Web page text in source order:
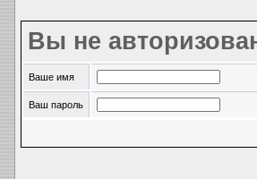
Вы не
Ваше имя
Ваш пароль